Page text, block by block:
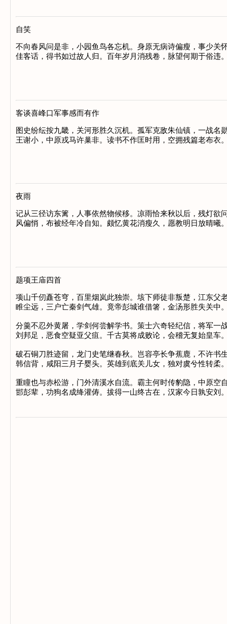
自笑
不向春风问是非，小园鱼鸟各忘机。身原无病诗偏瘦，事少关
佳客话，得书如过故人归。百年岁月消残卷，脉望何期于俗违
客谈喜峰口军事感而有作
图史纷纭按九畿，关河形胜久沉机。孤军克敌朱仙镇，一战名
王谢小，中原戎马许巢非。读书不作匡时用，空拥残篇老布衣
夜雨
记从三径访东篱，人事依然物候移。凉雨恰来秋以后，残灯欲
风偏悄，布被经年冷自知。颇忆黄花消瘦久，愿教明日放晴曦
题项王庙四首
项山千仞矗苍穹，百里烟岚此独崇。垓下师徒非叛楚，江东父
睢尘远，三户亡秦剑气雄。竟帝彭城谁借箸，金汤形胜失关中
分羹不忍外黄屠，学剑何尝解学书。策士六奇轻纪信，将军一
刘邦足，恶食空疑亚父疽。千古莫将成败论，会稽无复始皇车
破石铜刀胜迹留，龙门史笔继春秋。岂容亭长争蕉鹿，不许书
韩信背，咸阳三月子婴头。英雄到底关儿女，独对虞兮性转柔
重瞳也与赤松游，门外清溪水自流。霸主何时传豹隐，中原空